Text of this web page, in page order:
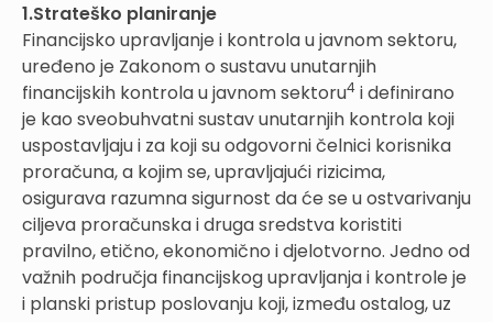
1.Strateško planiranje
Financijsko upravljanje i kontrola u javnom sektoru,
uređeno je Zakonom o sustavu unutarnjih
financijskih kontrola u javnom sektoru4 i definirano
je kao sveobuhvatni sustav unutarnjih kontrola koji
uspostavljaju i za koji su odgovorni čelnici korisnika
proračuna, a kojim se, upravljajući rizicima,
osigurava razumna sigurnost da će se u ostvarivanju
ciljeva proračunska i druga sredstva koristiti
pravilno, etično, ekonomično i djelotvorno. Jedno od
važnih područja financijskog upravljanja i kontrole je
i planski pristup poslovanju koji, između ostalog, uz